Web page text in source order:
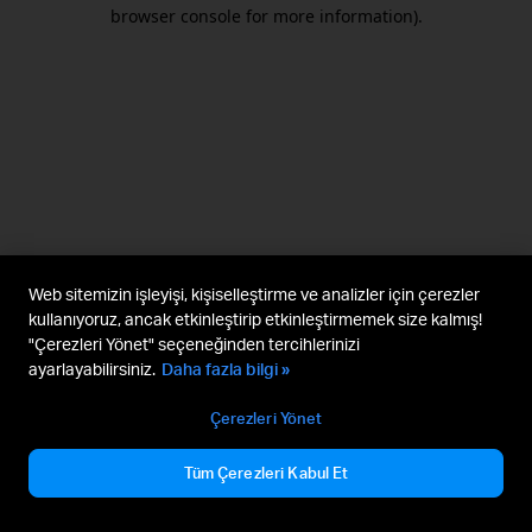
browser console for more information).
Web sitemizin işleyişi, kişiselleştirme ve analizler için çerezler
kullanıyoruz, ancak etkinleştirip etkinleştirmemek size kalmış!
"Çerezleri Yönet" seçeneğinden tercihlerinizi
ayarlayabilirsiniz. Daha fazla bilgi »
Çerezleri Yönet
Tüm Çerezleri Kabul Et